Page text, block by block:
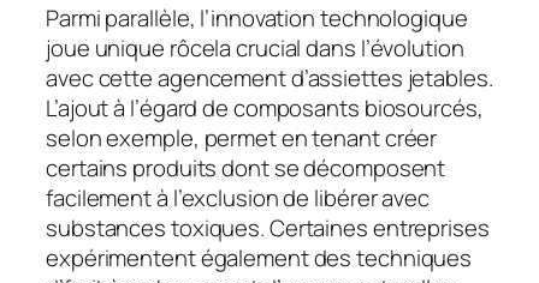
Parmi parallèle, l’innovation technologique
joue unique rôcela crucial dans l’évolution
avec cette agencement d’assiettes jetables.
L’ajout à l’égard de composants biosourcés,
selon exemple, permet en tenant créer
certains produits dont se décomposent
facilement à l’exclusion de libérer avec
substances toxiques. Certaines entreprises
expérimentent également des techniques